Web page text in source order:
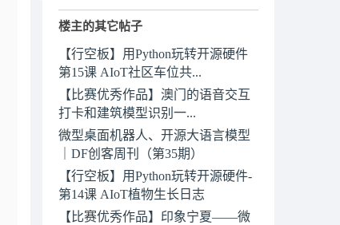
楼主的其它帖子
【行空板】用Python玩转开源硬件
第15课 AIoT社区车位共...
【比赛优秀作品】澳门的语音交互
打卡和建筑模型识别一...
微型桌面机器人、开源大语言模型
｜DF创客周刊（第35期）
【行空板】用Python玩转开源硬件-
第14课 AIoT植物生长日志
【比赛优秀作品】​印象宁夏——微